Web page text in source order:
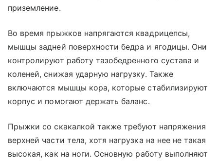
приземление.
Во время прыжков напрягаются квадрицепсы,
мышцы задней поверхности бедра и ягодицы. Они
контролируют работу тазобедренного сустава и
коленей, снижая ударную нагрузку. Также
включаются мышцы кора, которые стабилизируют
корпус и помогают держать баланс.
Прыжки со скакалкой также требуют напряжения
верхней части тела, хотя нагрузка на нее не такая
высокая, как на ноги. Основную работу выполняют